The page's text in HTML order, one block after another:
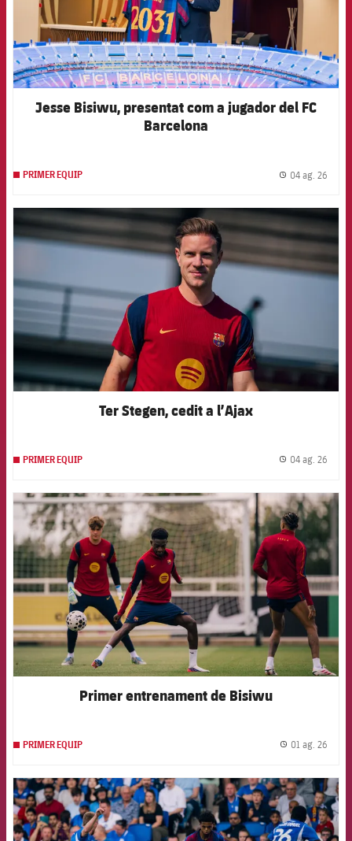
Jesse Bisiwu, presentat com a jugador del FC
Barcelona
PRIMER EQUIP 04 ag. 26
FCB Barcelona badge
Ter Stegen, cedit a l’Ajax
PRIMER EQUIP 04 ag. 26
FCB Barcelona badge
Primer entrenament de Bisiwu
PRIMER EQUIP 01 ag. 26
FCB Barcelona badge